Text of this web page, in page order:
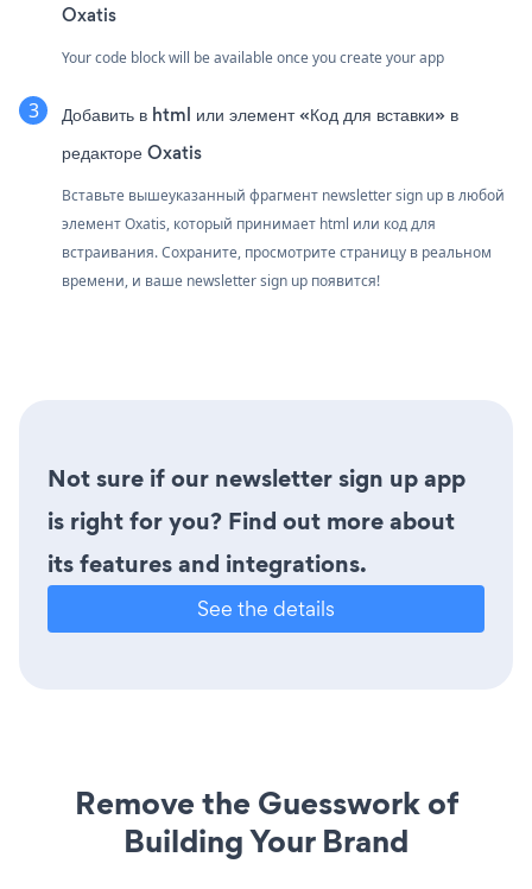
Oxatis
Your code block will be available once you create your app
Добавить в html или элемент «Код для вставки» в
редакторе Oxatis
Вставьте вышеуказанный фрагмент newsletter sign up в любой
элемент Oxatis, который принимает html или код для
встраивания. Сохраните, просмотрите страницу в реальном
времени, и ваше newsletter sign up появится!
Not sure if our newsletter sign up app
is right for you? Find out more about
its features and integrations.
See the details
Remove the Guesswork of
Building Your Brand